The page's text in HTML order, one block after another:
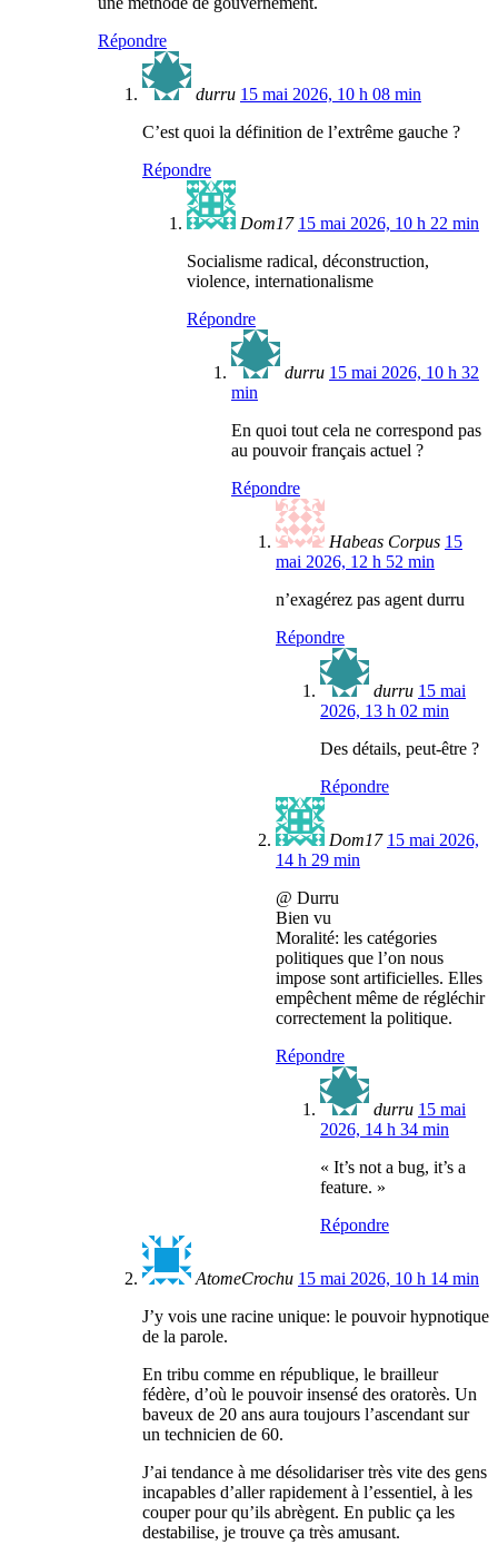
Répondre
durru 15 mai 2026, 10 h 08 min
C’est quoi la définition de l’extrême gauche ?
Répondre
Dom17 15 mai 2026, 10 h 22 min
Socialisme radical, déconstruction,
violence, internationalisme
Répondre
durru 15 mai 2026, 10 h 32
min
En quoi tout cela ne correspond pas
au pouvoir français actuel ?
Répondre
Habeas Corpus 15
mai 2026, 12 h 52 min
n’exagérez pas agent durru
Répondre
durru 15 mai
2026, 13 h 02 min
Des détails, peut-être ?
Répondre
Dom17 15 mai 2026,
14 h 29 min
@ Durru
Bien vu
Moralité: les catégories
politiques que l’on nous
impose sont artificielles. Elles
empêchent même de régléchir
correctement la politique.
Répondre
durru 15 mai
2026, 14 h 34 min
« It’s not a bug, it’s a
feature. »
Répondre
AtomeCrochu 15 mai 2026, 10 h 14 min
J’y vois une racine unique: le pouvoir hypnotique
de la parole.
En tribu comme en république, le brailleur
fédère, d’où le pouvoir insensé des oratorès. Un
baveux de 20 ans aura toujours l’ascendant sur
un technicien de 60.
J’ai tendance à me désolidariser très vite des gens
incapables d’aller rapidement à l’essentiel, à les
couper pour qu’ils abrègent. En public ça les
destabilise, je trouve ça très amusant.